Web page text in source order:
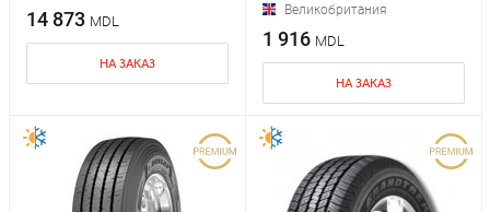
14 873 MDL
НА ЗАКАЗ
Великобритания
1 916 MDL
НА ЗАКАЗ